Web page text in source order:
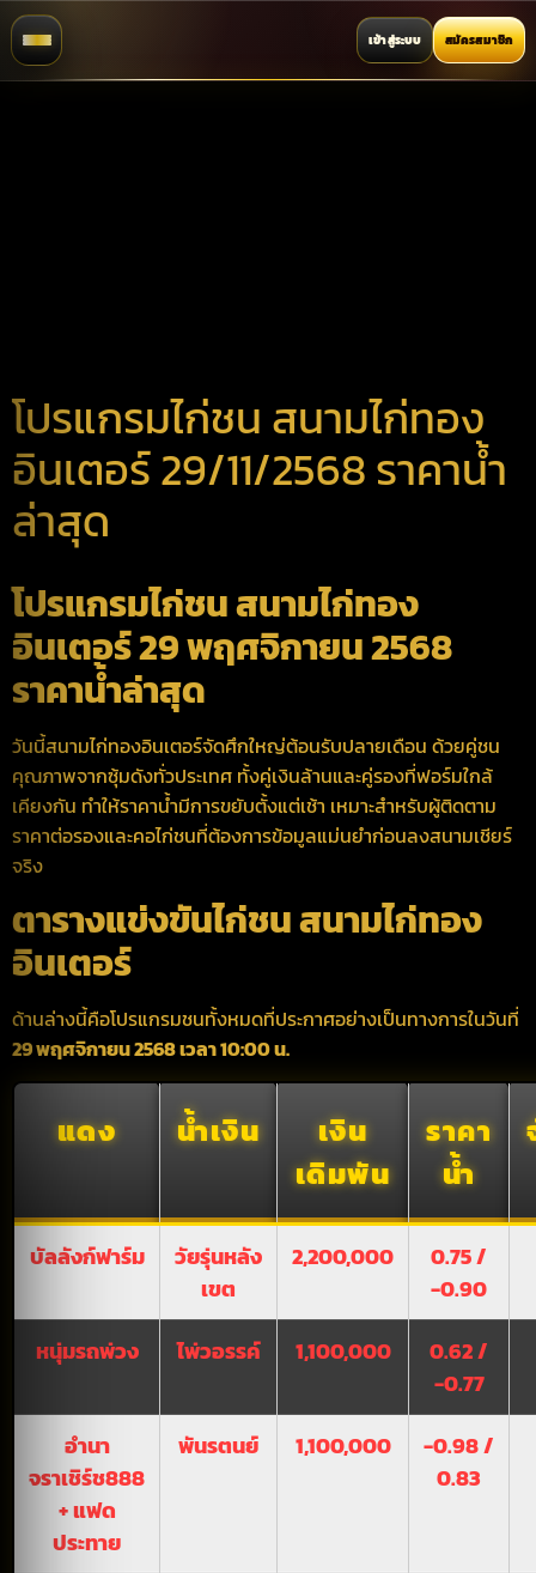
เข้าสู่ระบบ สมัครสมาชิก
โปรแกรมไก่ชน สนามไก่ทอง
อินเตอร์ 29/11/2568 ราคาน้ำ
ล่าสุด
โปรแกรมไก่ชน สนามไก่ทอง
อินเตอร์ 29 พฤศจิกายน 2568
ราคาน้ำล่าสุด
วันนี้สนามไก่ทองอินเตอร์จัดศึกใหญ่ต้อนรับปลายเดือน ด้วยคู่ชน
คุณภาพจากซุ้มดังทั่วประเทศ ทั้งคู่เงินล้านและคู่รองที่ฟอร์มใกล้
เคียงกัน ทำให้ราคาน้ำมีการขยับตั้งแต่เช้า เหมาะสำหรับผู้ติดตาม
ราคาต่อรองและคอไก่ชนที่ต้องการข้อมูลแม่นยำก่อนลงสนามเชียร์
จริง
ตารางแข่งขันไก่ชน สนามไก่ทอง
อินเตอร์
ด้านล่างนี้คือโปรแกรมชนทั้งหมดที่ประกาศอย่างเป็นทางการในวันที่
29 พฤศจิกายน 2568 เวลา 10:00 น.
แดง น้ำเงิน
เงิน
เดิมพัน
ราคา
น้ำ
บัลลังก์ฟาร์ม
วัยรุ่นหลัง
เขต
2,200,000
0.75 /
-0.90
หนุ่มรถพ่วง
ไพ่วอรรค์ 1,100,000
0.62 /
-0.77
อำนา
จราเชิร์ช888
+ แฟด
ประทาย
พันรตนย์ 1,100,000
-0.98 /
0.83